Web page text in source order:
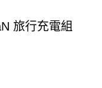
旅行充電組